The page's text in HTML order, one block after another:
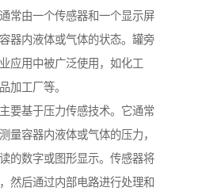
常由一个传感器和一个显示屏
器内液体或气体的状态。罐旁
应用中被广泛使用，如化工
加工厂等。
要基于压力传感技术。它通常
量容器内液体或气体的压力，
的数字或图形显示。传感器将
然后通过内部电路进行处理和